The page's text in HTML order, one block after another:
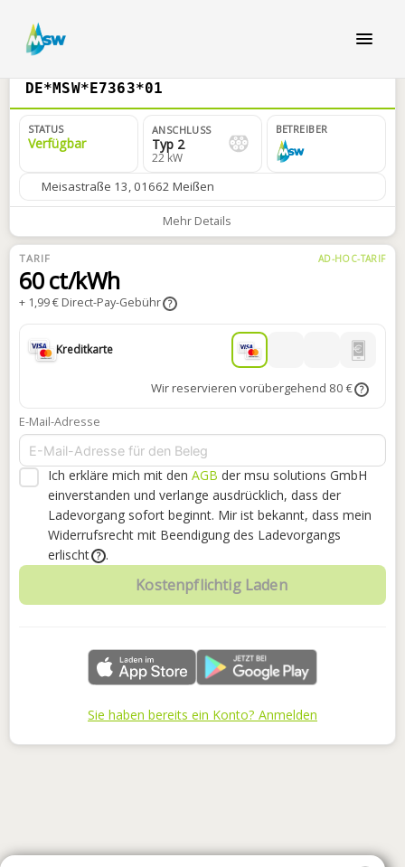
DE*MSW*E7363*01
STATUS
Verfügbar
ANSCHLUSS
Typ 2
22 kW
BETREIBER
Meisastraße 13, 01662 Meißen
Mehr Details
TARIF AD-HOC-TARIF
60 ct/kWh
+ 1,99 € Direct-Pay-Gebühr ?
Kreditkarte
Wir reservieren vorübergehend 80 € ?
E-Mail-Adresse
Ich erkläre mich mit den AGB der msu solutions GmbH
einverstanden und verlange ausdrücklich, dass der
Ladevorgang sofort beginnt. Mir ist bekannt, dass mein
Widerrufsrecht mit Beendigung des Ladevorgangs
erlischt
? .
Kostenpflichtig Laden
Sie haben bereits ein Konto? Anmelden